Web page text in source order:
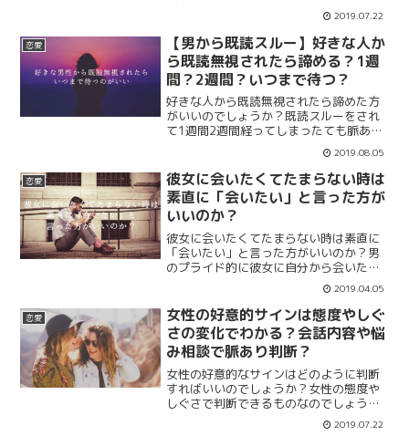
分のことを惨めだと思ってしまい地獄に
感じる人もいるようです。40代アラフォ
ーの失恋から立ち直る方法は？これから
どうすればいいのか立ち直る方法を紹
介。
2019.07.22
恋愛
【男から既読スルー】好きな人か
ら既読無視されたら諦める？1週
間？2週間？いつまで待つ？
好きな人から既読無視されたら諦めた方
がいいのでしょうか？既読スルーをされ
て1週間2週間経ってしまったても脈あり
の場合はあるのでしょうか。いつまで
LINEの返信を待てばいいのか目安を紹介
します。好きな男から既読無視されたら
諦める必要はまだないかもしれません。
2019.08.05
恋愛
彼女に会いたくてたまらない時は
素直に「会いたい」と言った方が
いいのか？
彼女に会いたくてたまらない時は素直に
「会いたい」と言った方がいいのか？男
のプライド的に彼女に自分から会いたい
と言うのも恥ずかしい。でも会いたくて
たまらない時は言う方がいいのでしょう
か。そんな時の彼女へのサインや言う頻
度、会いたい時のメールやLINEを紹介。
2019.04.05
恋愛
女性の好意的サインは態度やしぐ
さの変化でわかる？会話内容や悩
み相談で脈あり判断？
女性の好意的なサインはどのように判断
すればいいのでしょうか？女性の態度や
しぐさで判断できるものなのでしょう
か？確かめる方法を紹介します。会話の
内容だったり悩み相談をして来たら脈あ
2019.07.22